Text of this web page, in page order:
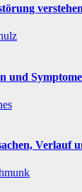
und Symptome
Verlauf